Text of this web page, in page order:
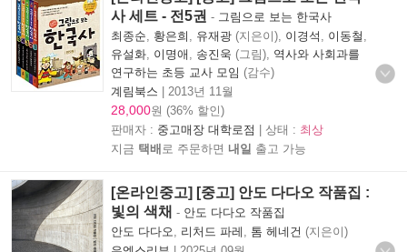
사 세트 - 전5권 - 그림으로 보는 한국사
최종순, 황은희 , 유재광 (지은이), 이경석 , 이동철 ,
유설화, 이명애 , 송진욱 (그림), 역사와 사회과를
연구하는 초등 교사 모임 (감수)
계림북스
2013년 11월
28,000원 (36% 할인)
판매자 : 중고매장 대학로점 | 상태 : 최상
지금 택배 로 주문하면 내일 출고 가능
[온라인중고] [중고] 안도 다다오 작품집 :
빛의 색채 - 안도 다다오 작품집
안도 다다오, 리처드 파레 , 톰 헤네건 (지은이)